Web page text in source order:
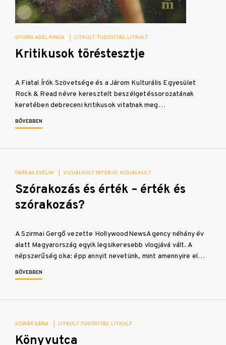
GYURIS ADÉL KINGA LITKULT TUDÓSÍTÁS LITKULT
Kritikusok töréstesztje
A Fiatal Írók Szövetsége és a Járom Kulturális Egyesület
Rock & Read névre keresztelt beszélgetéssorozatának
keretében debreceni kritikusok vitatnak meg…
BŐVEBBEN
FARKAS EVELIN VIZUÁLKULT INTERJÚ VIZUÁLKULT
Szórakozás és érték – érték és
szórakozás?
A Szirmai Gergő vezette HollywoodNewsAgency néhány év
alatt Magyarország egyik legsikeresebb vlogjává vált. A
népszerűség oka: épp annyit nevetünk, mint amennyire el…
BŐVEBBEN
SZIRÁK SÁRA LITKULT TUDÓSÍTÁS LITKULT
Könyvutca